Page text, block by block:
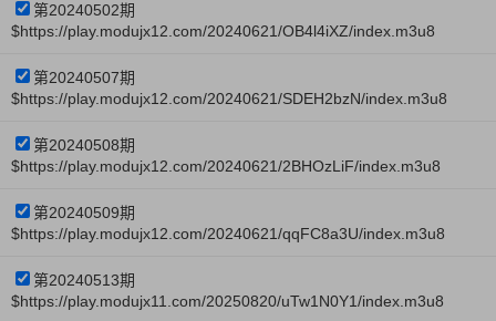
第20240502期
$https://play.modujx12.com/20240621/OB4l4iXZ/index.m3u8
第20240507期
$https://play.modujx12.com/20240621/SDEH2bzN/index.m3u8
第20240508期
$https://play.modujx12.com/20240621/2BHOzLiF/index.m3u8
第20240509期
$https://play.modujx12.com/20240621/qqFC8a3U/index.m3u8
第20240513期
$https://play.modujx11.com/20250820/uTw1N0Y1/index.m3u8